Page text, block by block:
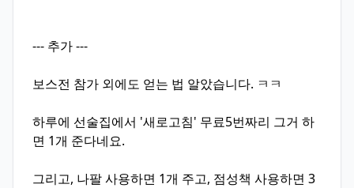
--- 추가 ---
보스전 참가 외에도 얻는 법 알았습니다. ㅋㅋ
하루에 선술집에서 '새로고침' 무료5번짜리 그거 하
면 1개 준다네요.
그리고, 나팔 사용하면 1개 주고, 점성책 사용하면 3